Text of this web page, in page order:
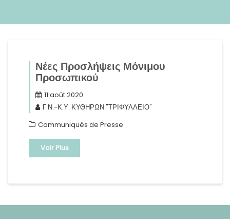
Νέες Προσλήψεις Μόνιμου
Προσωπικού
11 août 2020
Γ.Ν.-Κ.Υ. ΚΥΘΗΡΩΝ "ΤΡΙΦΥΛΛΕΙΟ"
Communiqués de Presse
Voir Plus